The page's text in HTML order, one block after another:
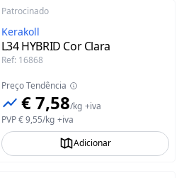
Patrocinado
Kerakoll
L34 HYBRID Cor Clara
Ref: 16868
Preço Tendência
€ 7,58/kg +iva
PVP€ 9,55/kg +iva
Adicionar